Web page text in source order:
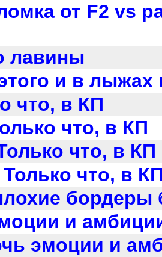
от F2 vs
лавины
и в лыжах
что, в КП
что, в КП
что, в КП
Только что, в
бордеры
и
эмоции и